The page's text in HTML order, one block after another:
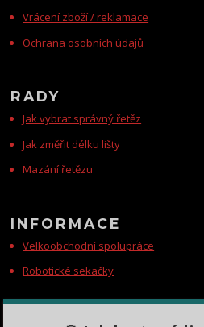
Vrácení zboží / reklamace
Ochrana osobních údajů
RADY
Jak vybrat správný řetěz
Jak změřit délku lišty
Mazání řetězu
INFORMACE
Velkoobchodní spolupráce
Robotické sekačky